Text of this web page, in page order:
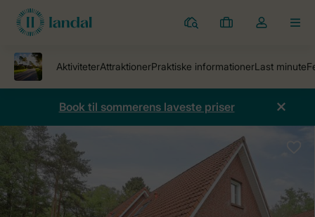
Parker
Mine
Toggle
dropdown
Book til sommerens laveste priser